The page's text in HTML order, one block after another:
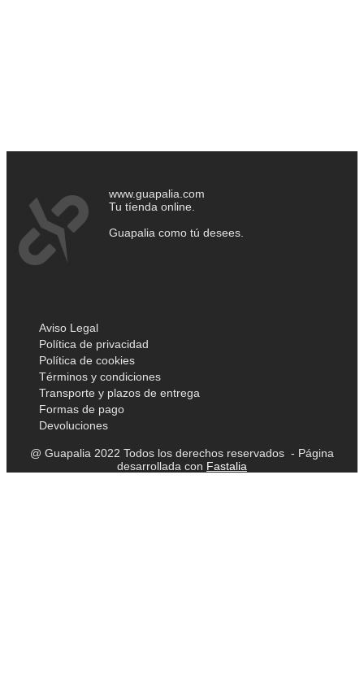
www.guapalia.com
Tu tíenda online.
Guapalia como tú desees.
Aviso Legal
Política de privacidad
Política de cookies
Términos y condiciones
Transporte y plazos de entrega
Formas de pago
Devoluciones
@ Guapalia 2022 Todos los derechos reservados - Página
desarrollada con Fastalia